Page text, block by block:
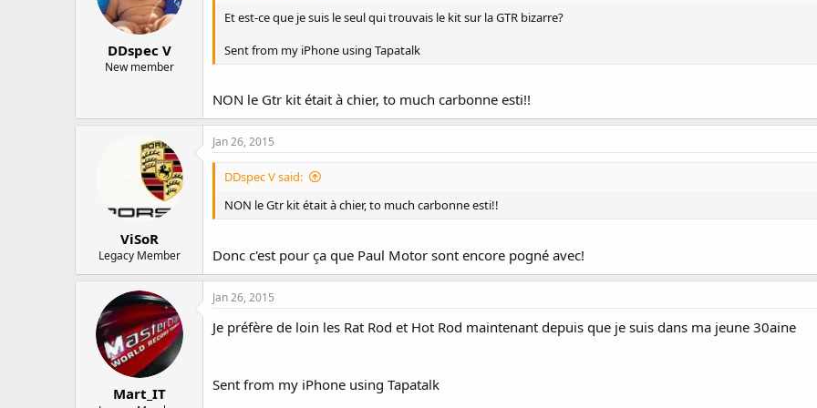
DDspec V
New member
Et est-ce que je suis le seul qui trouvais le kit sur la GTR bizarre?
Sent from my iPhone using Tapatalk
NON le Gtr kit était à chier, to much carbonne esti!!
ViSoR
Legacy Member
Jan 26, 2015
DDspec V said:
NON le Gtr kit était à chier, to much carbonne esti!!
Donc c'est pour ça que Paul Motor sont encore pogné avec!
Mart_IT
Jan 26, 2015
Je préfère de loin les Rat Rod et Hot Rod maintenant depuis que je suis dans ma jeune 30aine
Sent from my iPhone using Tapatalk